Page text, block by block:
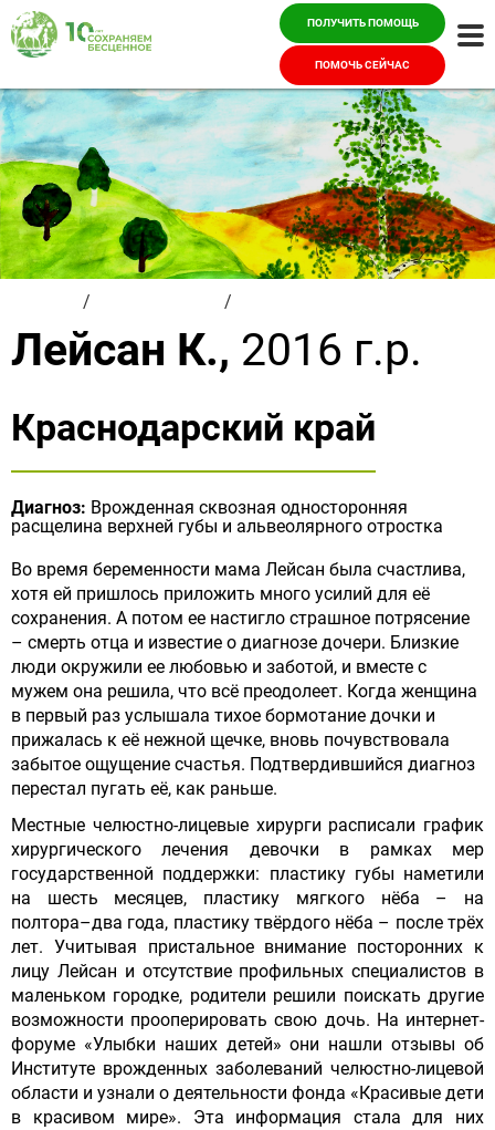
ПОЛУЧИТЬ ПОМОЩЬ
ПОМОЧЬ СЕЙЧАС
/ /
Лейсан К., 2016 г.р.
Краснодарский край
Диагноз: Врожденная сквозная односторонняя
расщелина верхней губы и альвеолярного отростка
Во время беременности мама Лейсан была счастлива,
хотя ей пришлось приложить много усилий для её
сохранения. А потом ее настигло страшное потрясение
– смерть отца и известие о диагнозе дочери. Близкие
люди окружили ее любовью и заботой, и вместе с
мужем она решила, что всё преодолеет. Когда женщина
в первый раз услышала тихое бормотание дочки и
прижалась к её нежной щечке, вновь почувствовала
забытое ощущение счастья. Подтвердившийся диагноз
перестал пугать её, как раньше.
Местные челюстно-лицевые хирурги расписали график
хирургического лечения девочки в рамках мер
государственной поддержки: пластику губы наметили
на шесть месяцев, пластику мягкого нёба – на
полтора–два года, пластику твёрдого нёба – после трёх
лет. Учитывая пристальное внимание посторонних к
лицу Лейсан и отсутствие профильных специалистов в
маленьком городке, родители решили поискать другие
возможности прооперировать свою дочь. На интернет-
форуме «Улыбки наших детей» они нашли отзывы об
Институте врожденных заболеваний челюстно-лицевой
области и узнали о деятельности фонда «Красивые дети
в красивом мире». Эта информация стала для них